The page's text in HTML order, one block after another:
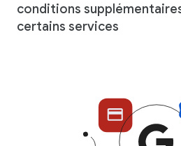
conditions
certains services